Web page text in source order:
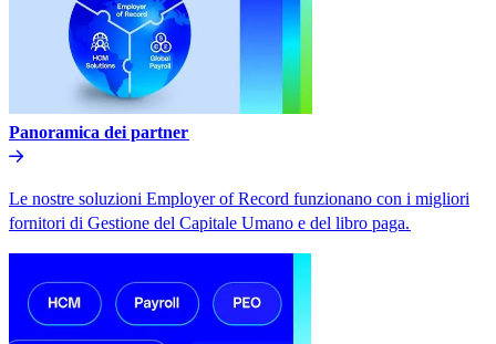
Panoramica dei partner​​
Le nostre soluzioni Employer of Record funzionano con i migliori
fornitori di Gestione del Capitale Umano e del libro paga.​​